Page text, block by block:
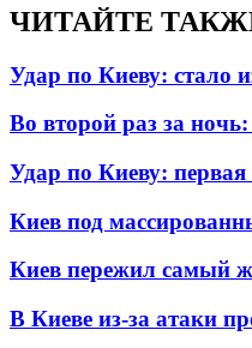
ЧИТАЙТЕ
Удар по Киеву: стало
Во второй раз за
Удар по Киеву:
Киев под
Киев пережил самый
В Киеве из-за атаки